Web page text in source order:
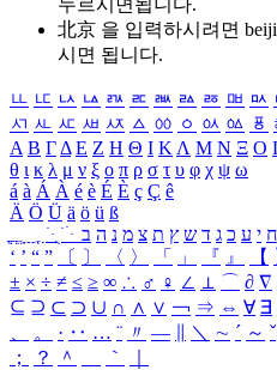
누르시면됩니다.
北京 을 입력하시려면
시면 됩니다.
ㅥ ㅦ ㅧ ㅨ ㅩ ㅪ ㅫ ㅬ ㅭ ㅮ ㅯ
ㅺ ㅻ ㅼ ㅽ ㅾ ㅿ ㆀ ㆁ ㆂ ㆃ ㆄ
Α Β ΓΔ Ε Ζ Η Θ Ι ΚΛ Μ Ν Ξ Ο
θ ι κ λ μ ν ξ ο π ρ σ τ υ φ χ ψ ω
á à Á À é è É È ç Ç ê
Ä Ö Ü ä ö ü ß
ִֶֹ ֻּ ׁׂ ח י ע כ ג ד ש ץ ת צ מ נ ה ב
‘ ’ “ ” 〔 〕 〈 〉 「 」 『 』 【
± × ÷ ≠ ≤ ≥ ∞ ∴ ♂ ♀ ∠ ⊥ ⌒ ∂ ∇
⊆ ⊇ ⊂ ⊃ ∪ ∩ ∧ ∨ ￢ ⇒ ⇔ ∀ ∃
、
。 · ‥ … ¨ 〃 ― ＼ ∼ ´ ～ ˇ
；
？ ＾ ｀